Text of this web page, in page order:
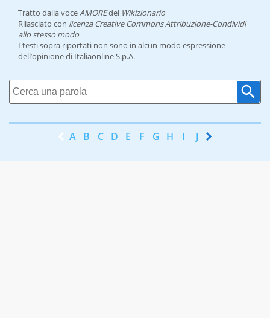
Tratto dalla voceAMOREdel Wikizionario
Rilasciato con licenza Creative Commons Attribuzione-Condividi
allo stesso modo
I testi sopra riportati non sono in alcun modo espressione
dell’opinione di Italiaonline S.p.A.
A B C D E F G H I J K